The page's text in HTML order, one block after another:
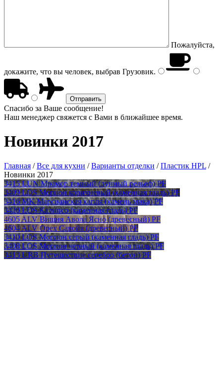
Пожалуйста,
докажите, что вы человек, выбрав Грузовик.
Спасибо за Ваше сообщение!
Наш менеджер свяжется с Вами в ближайшее время.
Новинки 2017
Главная /Все для кухни /Варианты отделки /Пластик HPL /
Новинки 2017
3415 LUN Мрамор темный (лунный рельеф) PF
3409 LOS Морион коричневый (каменная гладь) PF
3416 MK Марсианская капля (камень мика) PF
3420 LOS Калипсо (каменная гладь) PF
4605 ALV Вишня Авола Ясно (древесный) PF
4604 ALV Орех Савойя (древесный) PF
3410 LOS Морион серый (каменная гладь) PF
3408 LOS Морион черный (каменная гладь) PF
3413 URB Путешествие серебро (бетон) PF